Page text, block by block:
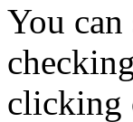
You
clicking